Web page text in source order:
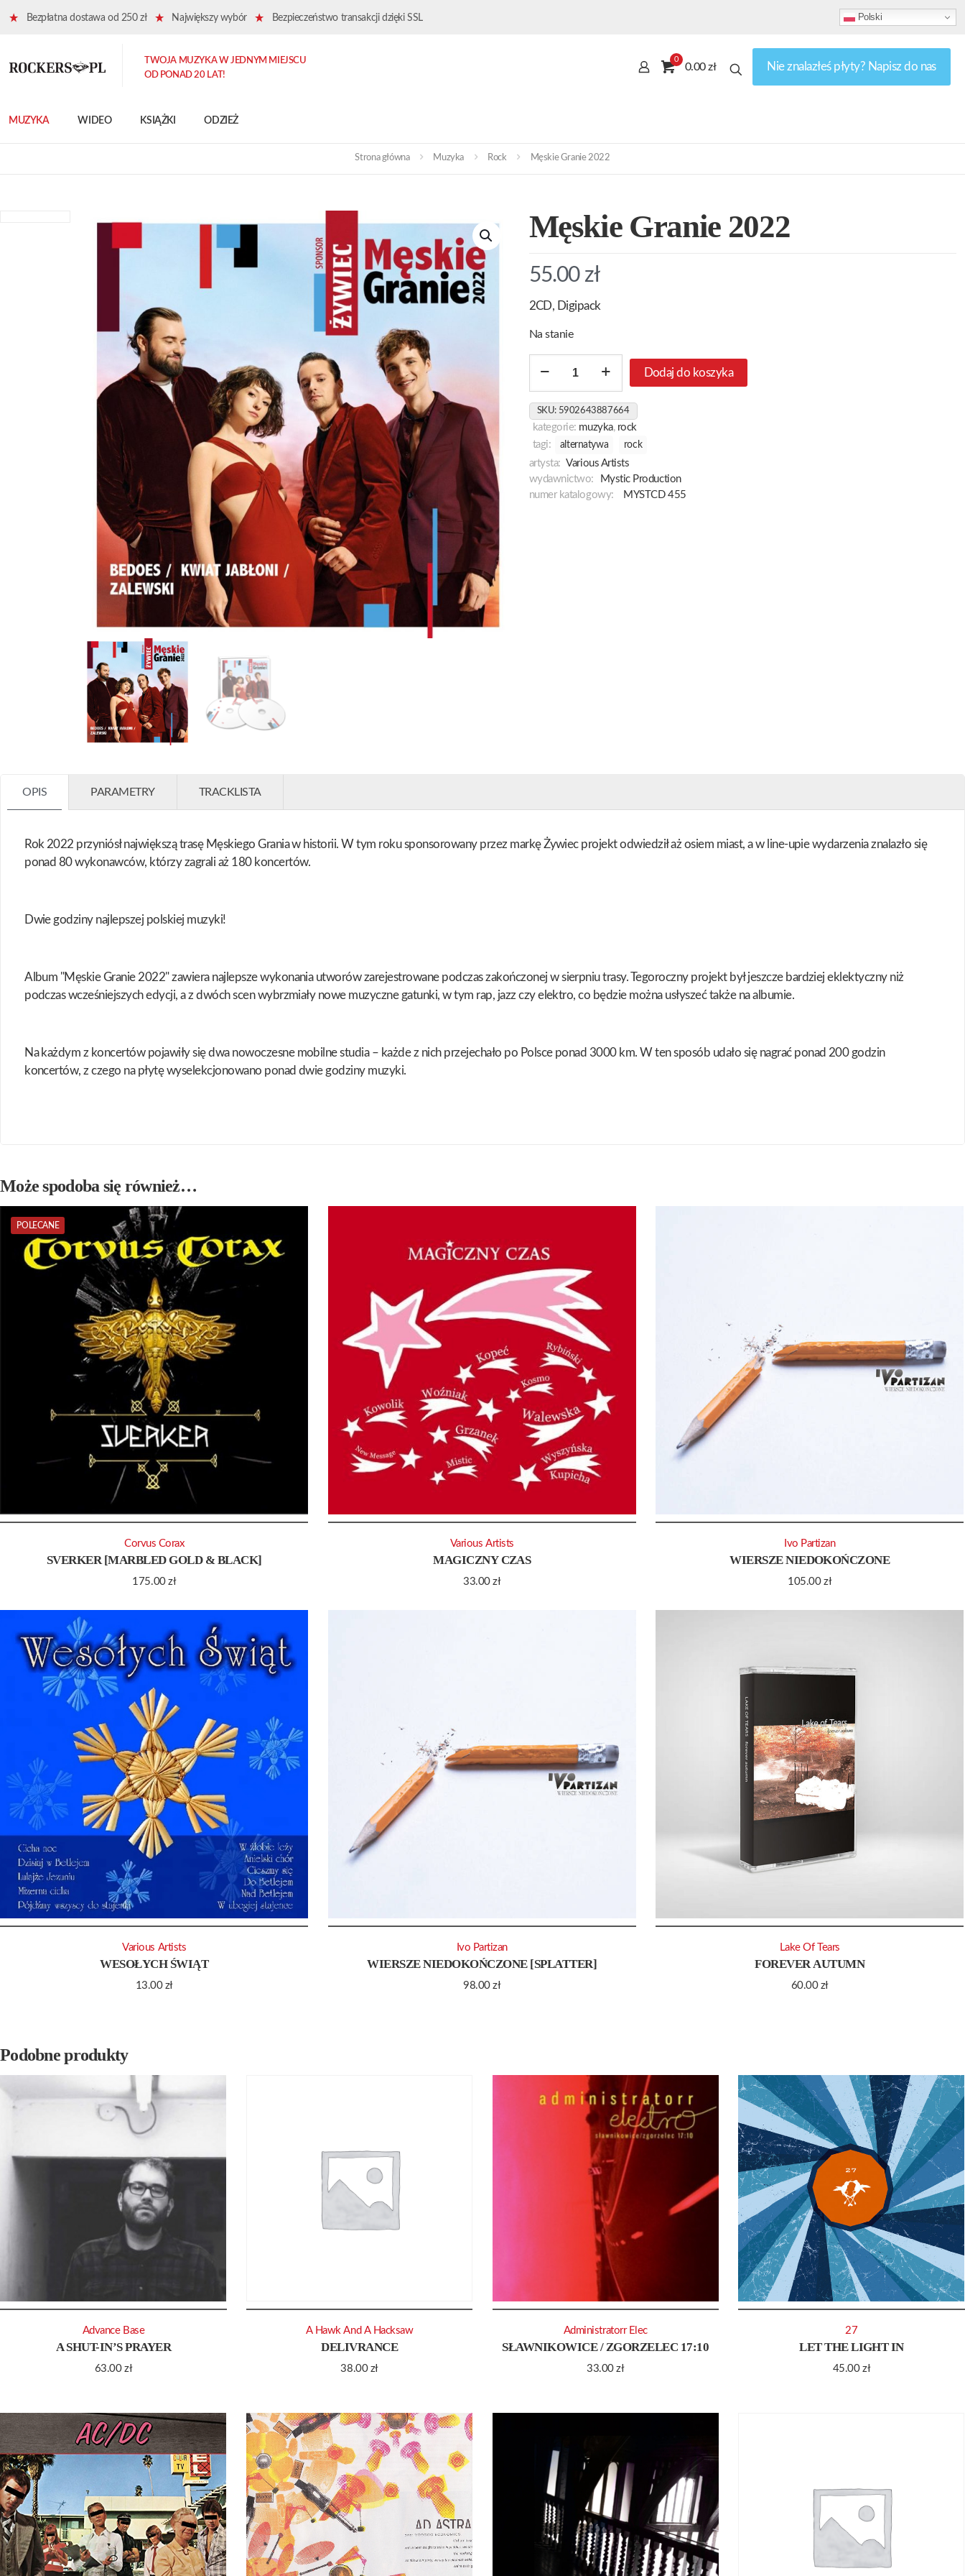
Bezpłatna dostawa od 250 zł Największy wybór Bezpieczeństwo transakcji dzięki SSL Polski
MUZYKA WIDEO KSIĄŻKI ODZIEŻ
TWOJA MUZYKA W JEDNYM MIEJSCU
OD PONAD 20 LAT!
0
0.00 zł Nie znalazłeś płyty? Napisz do nas
Strona główna Muzyka Rock Męskie Granie 2022
Męskie Granie 2022
55.00 zł
2CD, Digipack
Na stanie
2022
Dodaj do koszyka
SKU: 5902643887664
kategorie: muzyka, rock
tagi:
alternatywa rock
artysta: Various Artists
wydawnictwo:
Mystic Production
numer katalogowy:
MYSTCD 455
OPIS PARAMETRY TRACKLISTA
Rok 2022 przyniósł największą trasę Męskiego Grania w historii. W tym roku sponsorowany przez markę Żywiec projekt odwiedził aż osiem miast, a w line-upie wydarzenia znalazło się
ponad 80 wykonawców, którzy zagrali aż 180 koncertów.
Dwie godziny najlepszej polskiej muzyki!
Album "Męskie Granie 2022" zawiera najlepsze wykonania utworów zarejestrowane podczas zakończonej w sierpniu trasy. Tegoroczny projekt był jeszcze bardziej eklektyczny niż
podczas wcześniejszych edycji, a z dwóch scen wybrzmiały nowe muzyczne gatunki, w tym rap, jazz czy elektro, co będzie można usłyszeć także na albumie.
Na każdym z koncertów pojawiły się dwa nowoczesne mobilne studia – każde z nich przejechało po Polsce ponad 3000 km. W ten sposób udało się nagrać ponad 200 godzin
koncertów, z czego na płytę wyselekcjonowano ponad dwie godziny muzyki.
Może spodoba się również…
POLECANE
SVERKER [MARBLED GOLD & BLACK]
175.00zł
Corvus Corax
MAGICZNY CZAS
33.00zł
Various Artists
WIERSZE NIEDOKOŃCZONE
105.00zł
Ivo Partizan
WESOŁYCH ŚWIĄT
13.00 zł
Various Artists
WIERSZE NIEDOKOŃCZONE [SPLATTER]
98.00zł
Ivo Partizan
FOREVER AUTUMN
60.00 zł
Lake Of Tears
Podobne produkty
A SHUT-IN’S PRAYER
63.00zł
Advance Base
DELIVRANCE
38.00 zł
A Hawk And A Hacksaw
SŁAWNIKOWICE / ZGORZELEC 17:10
33.00zł
Administratorr Elec
LET THE LIGHT IN
45.00zł
27